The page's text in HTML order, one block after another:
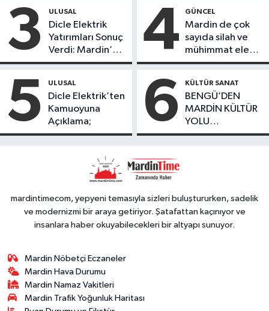
ürünlerini satarak
köydeki
çoçuklara kitap
desteğinde
bulundu
3 ULUSAL
Dicle Elektrik
Yatırımları Sonuç
Verdi: Mardin’de
Kayıp Kaçak
Düşüş
4 GÜNCEL
Mardin de çok
sayıda silah ve
mühimmat ele
geçirildi
5 ULUSAL
Dicle Elektrik’ten
Kamuoyuna
Açıklama;
6 KÜLTÜR SANAT
BENGÜ’DEN
MARDİN KÜLTÜR
YOLU
FESTIVALİ’NDE
mardintimecom, yepyeni temasıyla sizleri buluştururken, sadelik
ve modernizmi bir araya getiriyor. Şatafattan kaçınıyor ve
insanlara haber okuyabilecekleri bir altyapı sunuyor.
Mardin Nöbetçi Eczaneler
Mardin Hava Durumu
Mardin Namaz Vakitleri
Mardin Trafik Yoğunluk Haritası